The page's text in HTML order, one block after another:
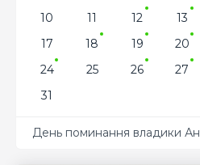
10
11 12 13
17
18 19 20
24
25 26 27
31
День поминання владики